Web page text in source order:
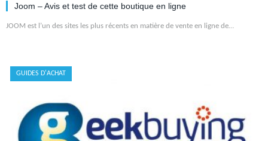
Joom – Avis et test de cette boutique en ligne
JOOM est l’un des sites les plus récents en matière de vente en ligne de…
GUIDES D'ACHAT